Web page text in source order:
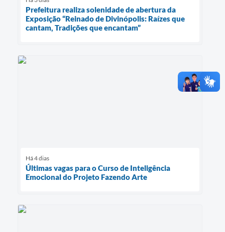
Prefeitura realiza solenidade de abertura da
Exposição “Reinado de Divinópolis: Raízes que
cantam, Tradições que encantam”
Há 4 dias
Últimas vagas para o Curso de Inteligência
Emocional do Projeto Fazendo Arte